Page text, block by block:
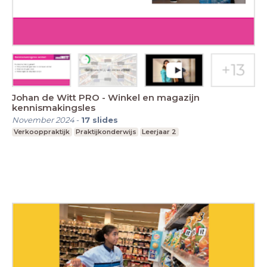
Johan de Witt PRO - Winkel en magazijn
kennismakingsles
November 2024- 17 slides
Verkooppraktijk Praktijkonderwijs Leerjaar 2